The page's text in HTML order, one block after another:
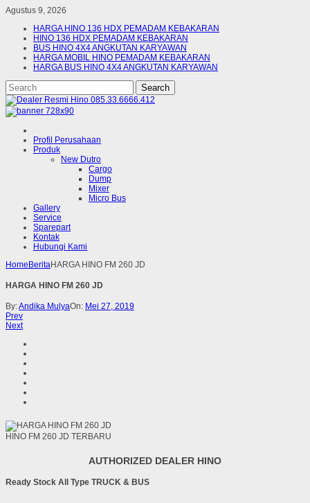
Agustus 9, 2026
HARGA HINO 136 HDX PEMADAM KEBAKARAN
HINO 136 HDX PEMADAM KEBAKARAN
BUS HINO 4X4 ANGKUTAN KARYAWAN
HARGA MOBIL HINO PEMADAM KEBAKARAN
HARGA BUS HINO 4X4 ANGKUTAN KARYAWAN
Profil Perusahaan
Produk
New Dutro
Cargo
Dump
Mixer
Micro Bus
Gallery
Service
Sparepart
Kontak
Hubungi Kami
Home BeritaHARGA HINO FM 260 JD
HARGA HINO FM 260 JD
By:Andika MulyaOn: Mei 27, 2019
Prev
Next
HINO FM 260 JD TERBARU
AUTHORIZED DEALER HINO
Ready Stock All Type TRUCK & BUS